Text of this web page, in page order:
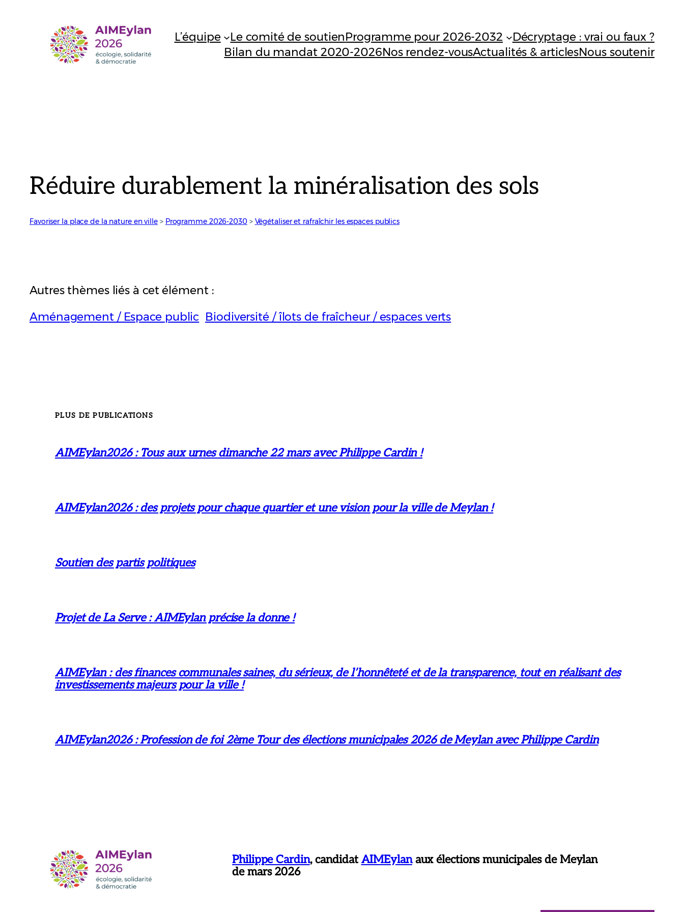
L’équipe Le comité de soutienProgramme pour 2026-2032
Décryptage : vrai ou faux ?
Bilan du mandat 2020-2026Nos rendez-vousActualités & articlesNous soutenir
Réduire durablement la minéralisation des sols
Favoriser la place de la nature en ville > Programme 2026-2030 > Végétaliser et rafraîchir les espaces publics
Autres thèmes liés à cet élément :
Aménagement / Espace public Biodiversité / îlots de fraîcheur / espaces verts
PLUS DE PUBLICATIONS
AIMEylan2026 : Tous aux urnes dimanche 22 mars avec Philippe Cardin !
AIMEylan2026 : des projets pour chaque quartier et une vision pour la ville de Meylan !
Soutien des partis politiques
Projet de La Serve : AIMEylan précise la donne !
AIMEylan : des finances communales saines, du sérieux, de l’honnêteté et de la transparence, tout en réalisant des
investissements majeurs pour la ville !
AIMEylan2026 : Profession de foi 2ème Tour des élections municipales 2026 de Meylan avec Philippe Cardin
Philippe Cardin, candidatAIMEylanaux élections municipales de Meylan
de mars 2026